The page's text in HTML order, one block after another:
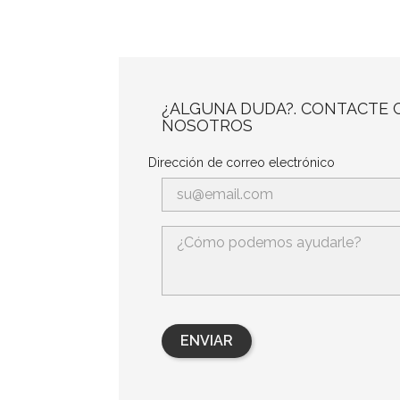
¿ALGUNA DUDA?. CONTACTE
NOSOTROS
Dirección de correo electrónico